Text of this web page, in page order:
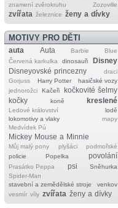
znamení zvěrokruhu
Zozoville
zvířata železnice ženy a dívky
MOTIVY PRO DĚTI
auta Auta Barbie
Blue
Červená karkulka
dinosauři
Disney
Disneyovské princezny
draci
Gorjuss
Harry Potter
hasičské vozy
jednorožci
Kačeři
kočkovité šelmy
kočky
koně kreslené
Ledové království
lodě
lokomotivy a vlaky
mapy
Medvídek Pú
Mickey Mouse a Minnie
Můj malý pony plyšáci
podmořské
policie
Popelka povolání
Prasátko Peppa psi
Sněhurka
Spider‐Man
stavební a zemědělské stroje
venkov
vesmír víly zvířata ženy a dívky